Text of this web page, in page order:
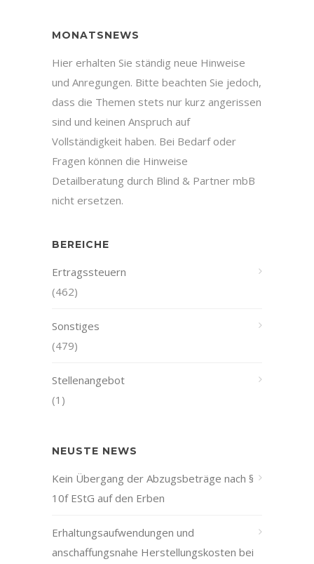
MONATSNEWS
Hier erhalten Sie ständig neue Hinweise
und Anregungen. Bitte beachten Sie jedoch,
dass die Themen stets nur kurz angerissen
sind und keinen Anspruch auf
Vollständigkeit haben. Bei Bedarf oder
Fragen können die Hinweise
Detailberatung durch Blind & Partner mbB
nicht ersetzen.
BEREICHE
Ertragssteuern
(462)
Sonstiges
(479)
Stellenangebot
(1)
NEUSTE NEWS
Kein Übergang der Abzugsbeträge nach §
10f EStG auf den Erben
Erhaltungsaufwendungen und
anschaffungsnahe Herstellungskosten bei